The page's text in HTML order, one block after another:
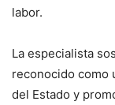
labor.
La especialista
reconocido como
del Estado y